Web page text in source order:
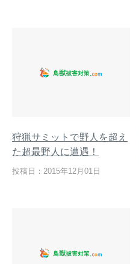
狩猟サミットで野人を超え
た超最野人に遭遇！
投稿日：2015年12月01日